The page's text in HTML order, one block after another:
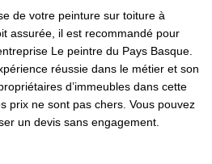
de votre peinture sur toiture à
assurée, il est recommandé pour
Le peintre du Pays Basque.
réussie dans le métier et son
d’immeubles dans cette
prix ne sont pas chers. Vous pouvez
un devis sans engagement.